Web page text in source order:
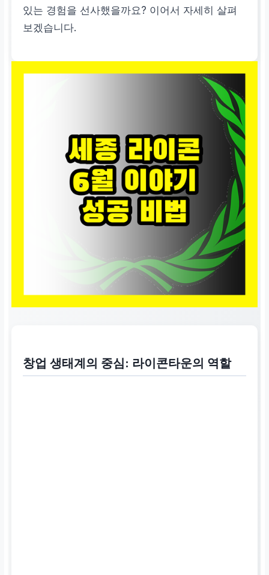
있는 경험을 선사했을까요? 이어서 자세히 살펴
보겠습니다.
창업 생태계의 중심: 라이콘타운의 역할